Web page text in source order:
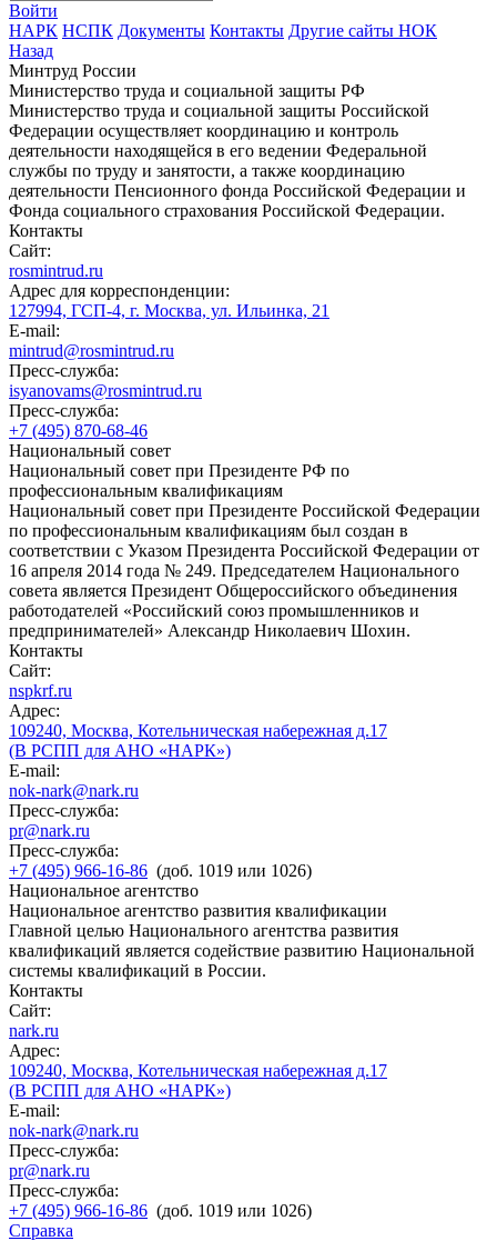
Войти
НАРК НСПК Документы Контакты Другие сайты НОК
Назад
Минтруд России
Министерство труда и социальной защиты РФ
Министерство труда и социальной защиты Российской
Федерации осуществляет координацию и контроль
деятельности находящейся в его ведении Федеральной
службы по труду и занятости, а также координацию
деятельности Пенсионного фонда Российской Федерации и
Фонда социального страхования Российской Федерации.
Контакты
Сайт:
rosmintrud.ru
Адрес для корреспонденции:
127994, ГСП-4, г. Москва, ул. Ильинка, 21
E-mail:
mintrud@rosmintrud.ru
Пресс-служба:
isyanovams@rosmintrud.ru
Пресс-служба:
+7 (495) 870-68-46
Национальный совет
Национальный совет при Президенте РФ по
профессиональным квалификациям
Национальный совет при Президенте Российской Федерации
по профессиональным квалификациям был создан в
соответствии с Указом Президента Российской Федерации от
16 апреля 2014 года № 249. Председателем Национального
совета является Президент Общероссийского объединения
работодателей «Российский союз промышленников и
предпринимателей» Александр Николаевич Шохин.
Контакты
Сайт:
nspkrf.ru
Адрес:
109240, Москва, Котельническая набережная д.17
(В РСПП для АНО «НАРК»)
E-mail:
nok-nark@nark.ru
Пресс-служба:
pr@nark.ru
Пресс-служба:
+7 (495) 966-16-86 (доб. 1019 или 1026)
Национальное агентство
Национальное агентство развития квалификации
Главной целью Национального агентства развития
квалификаций является содействие развитию Национальной
системы квалификаций в России.
Контакты
Сайт:
nark.ru
Адрес:
109240, Москва, Котельническая набережная д.17
(В РСПП для АНО «НАРК»)
E-mail:
nok-nark@nark.ru
Пресс-служба:
pr@nark.ru
Пресс-служба:
+7 (495) 966-16-86 (доб. 1019 или 1026)
Справка